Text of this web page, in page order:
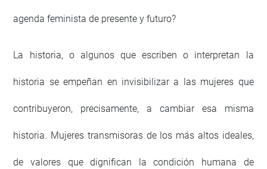
agenda feminista de presente y futuro?
La historia, o algunos que escriben o interpretan la
historia se empeñan en invisibilizar a las mujeres que
contribuyeron, precisamente, a cambiar esa misma
historia. Mujeres transmisoras de los más altos ideales,
de valores que dignifican la condición humana de